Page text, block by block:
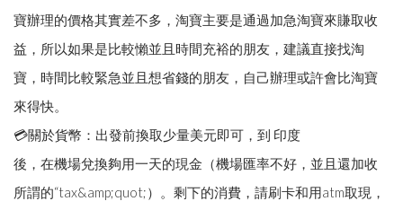
寶辦理的價格其實差不多，淘寶主要是通過加急淘寶來賺取收
益，所以如果是比較懶並且時間充裕的朋友，建議直接找淘
寶，時間比較緊急並且想省錢的朋友，自己辦理或許會比淘寶
來得快。
💳關於貨幣：出發前換取少量美元即可，到 印度
後，在機場兌換夠用一天的現金（機場匯率不好，並且還加收
所謂的“tax&amp;quot;）。剩下的消費，請刷卡和用atm取現，